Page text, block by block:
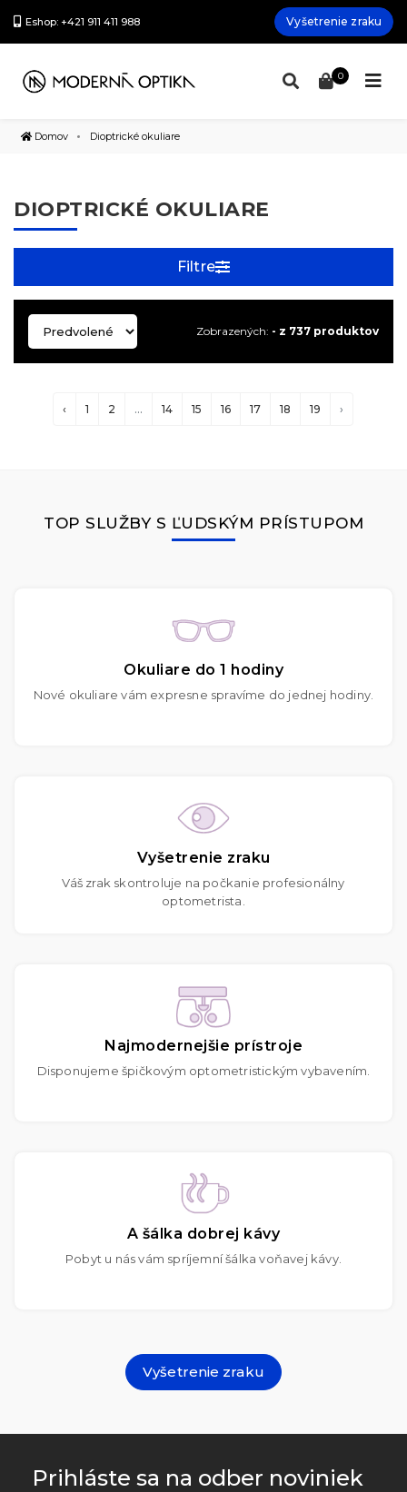
Eshop: +421 911 411 988 Vyšetrenie zraku
0
Domov Dioptrické okuliare
DIOPTRICKÉ OKULIARE
Filtre
Zobrazených: - z 737 produktov
‹ 1 2 ... 14 15 16 17 18 19 ›
TOP SLUŽBY S ĽUDSKÝM PRÍSTUPOM
Okuliare do 1 hodiny
Nové okuliare vám expresne spravíme do jednej hodiny.
Vyšetrenie zraku
Váš zrak skontroluje na počkanie profesionálny
optometrista.
Najmodernejšie prístroje
Disponujeme špičkovým optometristickým vybavením.
A šálka dobrej kávy
Pobyt u nás vám spríjemní šálka voňavej kávy.
Vyšetrenie zraku
Prihláste sa na odber noviniek